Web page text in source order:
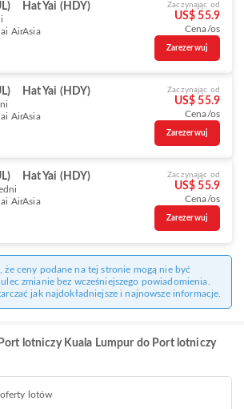
Hat Yai (HDY)
AirAsia
Zaczynając od
US$ 55.9
Cena/os
Zarezerwuj
Hat Yai (HDY)
AirAsia
Zaczynając od
US$ 55.9
Cena/os
Zarezerwuj
Hat Yai (HDY)
AirAsia
Zaczynając od
US$ 55.9
Cena/os
Zarezerwuj
że ceny podane na tej stronie mogą nie być
zmianie bez wcześniejszego powiadomienia.
jak najdokładniejsze i najnowsze informacje.
lotniczy Kuala Lumpur do Port lotniczy
lotów